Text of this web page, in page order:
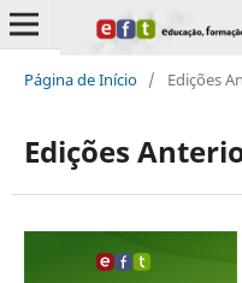
Página de Início / Edições
Edições